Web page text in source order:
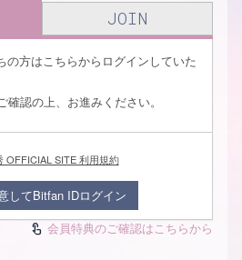
JOIN
の方はこちらからログインしていた
認の上、お進みください。
OFFICIAL SITE 利用規約
してBitfan IDログイン
touch_app 会員特典のご確認はこちらから